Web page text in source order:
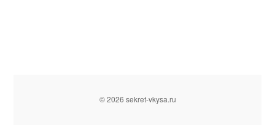
© 2026 sekret-vkysa.ru